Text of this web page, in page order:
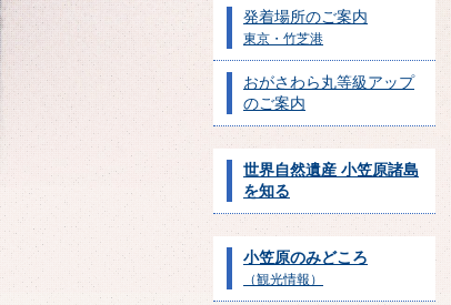
発着場所のご案内
東京・竹芝港
おがさわら丸等級アップ
のご案内
世界自然遺産 小笠原諸島
を知る
小笠原のみどころ
（観光情報）